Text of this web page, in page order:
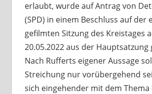
erlaubt, wurde auf Antrag von
(SPD) in einem Beschluss auf der
gefilmten Sitzung des Kreistages
20.05.2022 aus der Hauptsatzung
Nach Rufferts eigener Aussage
Streichung nur vorübergehend
sich eingehender mit dem